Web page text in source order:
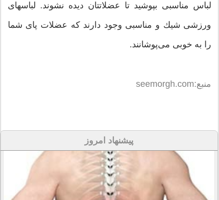
لباس مناسبی بپوشید تا عضلاتتان دیده نشوند. لباسهای
ورزشی شیك و مناسبی وجود دارند كه عضلات پای شما
را به خوبی می‌پوشانند.
منبع:seemorgh.com
پیشنهاد امروز